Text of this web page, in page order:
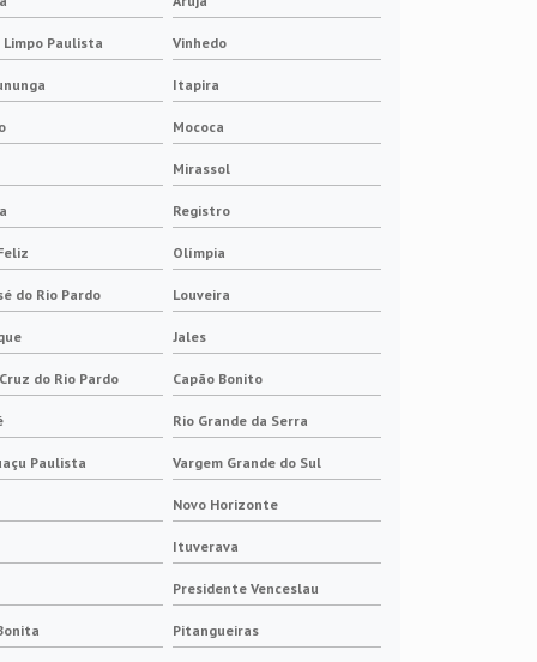
Escova de carvão sob medida
Escova para gerador
Escova para gerador de energia
Escova para gerador eólico
Escova para tacogerador
Escovas de carvão onde comprar
Escovas elétricas para motores
Escovas para anel coletor
Anel coletor porta escova
Isoladores elétricos baixa tensão
Isoladores elétricos de alta tensão
Limpo Paulista Vinhedo
Itapira
Mococa
Mirassol
Registro
Olímpia
do Rio Pardo Louveira
Jales
do Rio Pardo Capão Bonito
Rio Grande da Serra
Paulista Vargem Grande do Sul
Novo Horizonte
Ituverava
Presidente Venceslau
Pitangueiras